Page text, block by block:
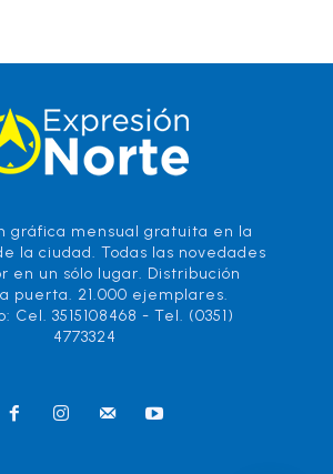
gráfica mensual gratuita en la
la ciudad. Todas las novedades
en un sólo lugar. Distribución
puerta. 21.000 ejemplares.
Cel. 3515108468 - Tel. (0351)
4773324